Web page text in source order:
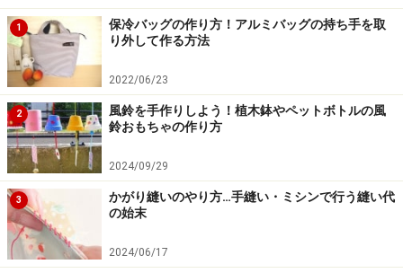
手縫いによるかがり縫い ―ブランケットス
テッチ―
ブランケットステッチとは、その名の通りブランケット
の端に使われているステッチです。アップリケによく使
われる、カギかっこをつなげていく方法です。
布端を折って縫い付ける方法からご紹介します。
糸を玉留めし、針を縫い代側から入れます。
1
保冷バッグの作り方！アルミバッグの持ち手を取
り外して作る方法
2022/06/23
2
風鈴を手作りしよう！植木鉢やペットボトルの風
鈴おもちゃの作り方
2024/09/29
3
かがり縫いのやり方…手縫い・ミシンで行う縫い代
の始末
2024/06/17